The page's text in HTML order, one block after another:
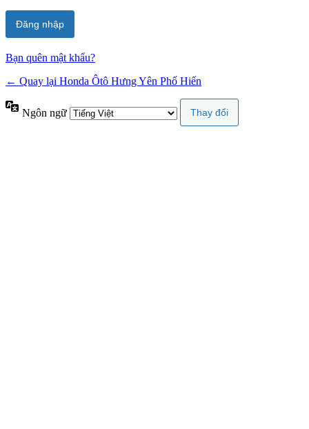
Bạn quên mật khẩu?
← Quay lại Honda Ôtô Hưng Yên Phố Hiến
Ngôn ngữ